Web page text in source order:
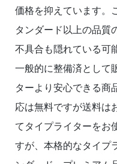
価格を抑えています。
タンダード以上の品質
不具合も隠れている可
一般的に整備済として
ターより安心できる商
応は無料ですが送料は
てタイプライターをお
すが、本格的なタイプ